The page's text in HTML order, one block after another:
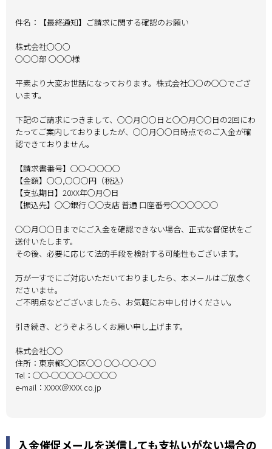
件名：【最終通知】ご請求に関する確認のお願い
株式会社○○○
○○○部 ○○○様
平素より大変お世話になっております。株式会社○○の○○でござ
います。
下記のご請求につきまして、○○月○○日と○○月○○日の2回にわ
たってご案内しておりましたが、○○月○○日時点でのご入金が確
認できておりません。
【請求書番号】○○-○○○○
【金額】○○,○○○円（税込）
【支払期日】20XX年○月○日
【振込先】◯◯銀行 ◯◯支店 普通 口座番号◯◯◯◯◯◯
○○月○○日までにご入金を確認できない場合、正式な督促状をご
送付いたします。
その後、必要に応じて法的手段を検討する可能性もございます。
万が一すでにご対応いただいておりましたら、本メールはご放念く
ださいませ。
ご不明点などございましたら、お気軽にお申し付けください。
引き続き、どうぞよろしくお願い申し上げます。
株式会社◯◯
住所：東京都◯◯区◯◯ ◯◯-◯◯-◯◯
Tel：◯◯-◯◯◯◯-◯◯◯◯
e-mail：XXXX＠XXX.co.jp
入金催促メールを送信しても支払いがない場合の